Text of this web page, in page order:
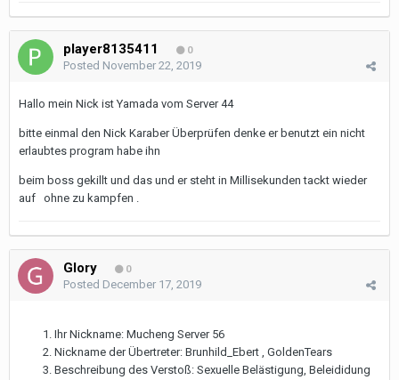
player8135411 0
Posted November 22, 2019
Hallo mein Nick ist Yamada vom Server 44
bitte einmal den Nick Karaber Überprüfen denke er benutzt ein nicht
erlaubtes program habe ihn
beim boss gekillt und das und er steht in Millisekunden tackt wieder
auf ohne zu kampfen .
Glory 0
Posted December 17, 2019
Ihr Nickname: Mucheng Server 56
Nickname der Übertreter: Brunhild_Ebert , GoldenTears
Beschreibung des Verstoß: Sexuelle Belästigung, Beleididung